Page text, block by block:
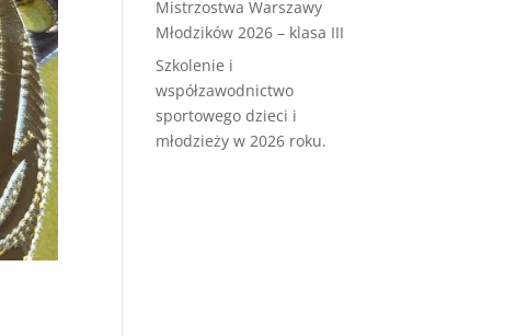
Mistrzostwa Warszawy
Młodzików 2026 – klasa III
Szkolenie i
współzawodnictwo
sportowego dzieci i
młodzieży w 2026 roku.